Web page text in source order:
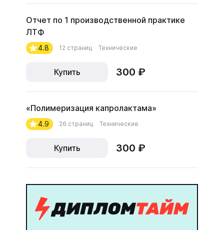
Отчет по 1 производственной практике
ЛТФ
4.8 12 страниц Технические
Купить 300 ₽
«Полимеризация капролактама»
4.9 26 страниц Технические
Купить 300 ₽